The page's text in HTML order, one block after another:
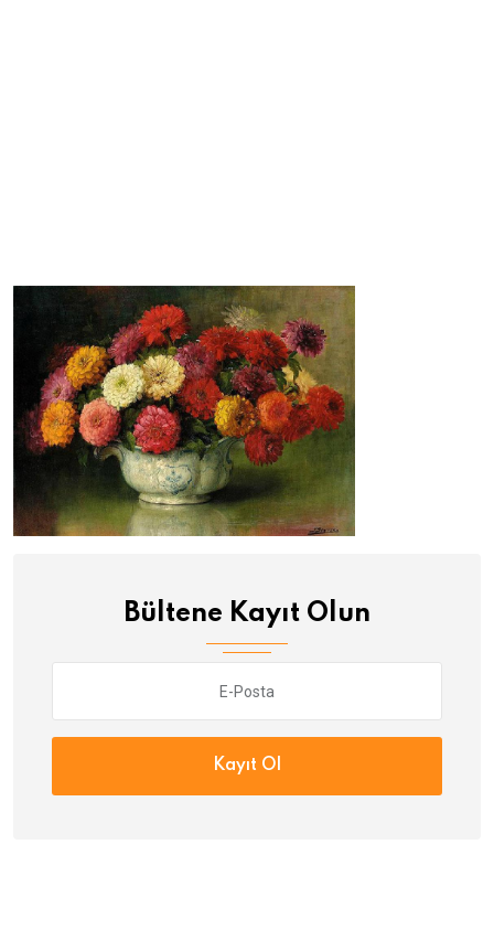
Bültene Kayıt Olun
Kayıt Ol